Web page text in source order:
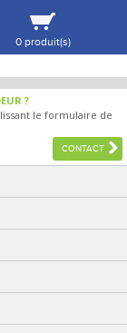
?
le formulaire de
CONTACT
0 produit(s)
VOIR MA SÉLECTION